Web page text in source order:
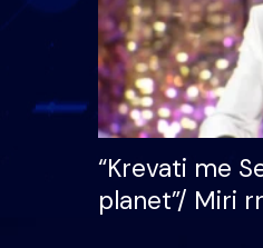
“Krevati me
planet”/ Miri